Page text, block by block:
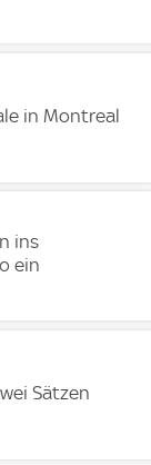
in Montreal
ins
ein
Sätzen